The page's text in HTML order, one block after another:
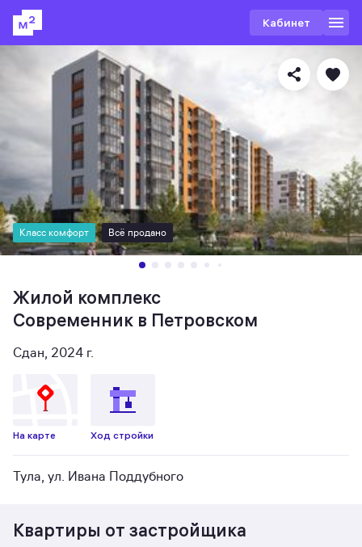
Кабинет
Класс комфорт Всё продано
Жилой комплекс
Современник в Петровском
Сдан, 2024 г.
На карте Ход стройки
Тула, ул. Ивана Поддубного
Квартиры от застройщика